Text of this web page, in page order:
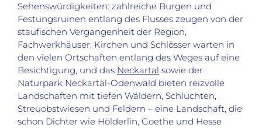
Sehenswürdigkeiten: zahlreiche Burgen und
Festungsruinen entlang des Flusses zeugen von der
staufischen Vergangenheit der Region,
Fachwerkhäuser, Kirchen und Schlösser warten in
den vielen Ortschaften entlang des Weges auf eine
Besichtigung, und das Neckartal sowie der
Naturpark Neckartal-Odenwald bieten reizvolle
Landschaften mit tiefen Wäldern, Schluchten,
Streuobstwiesen und Feldern – eine Landschaft, die
schon Dichter wie Hölderlin, Goethe und Hesse